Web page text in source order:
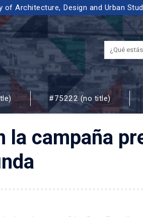
of Architecture, Design and Urban
#75222 (no title)
campaña